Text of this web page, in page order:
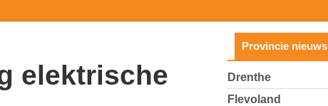
Provincie nieuws
Drenthe
Flevoland